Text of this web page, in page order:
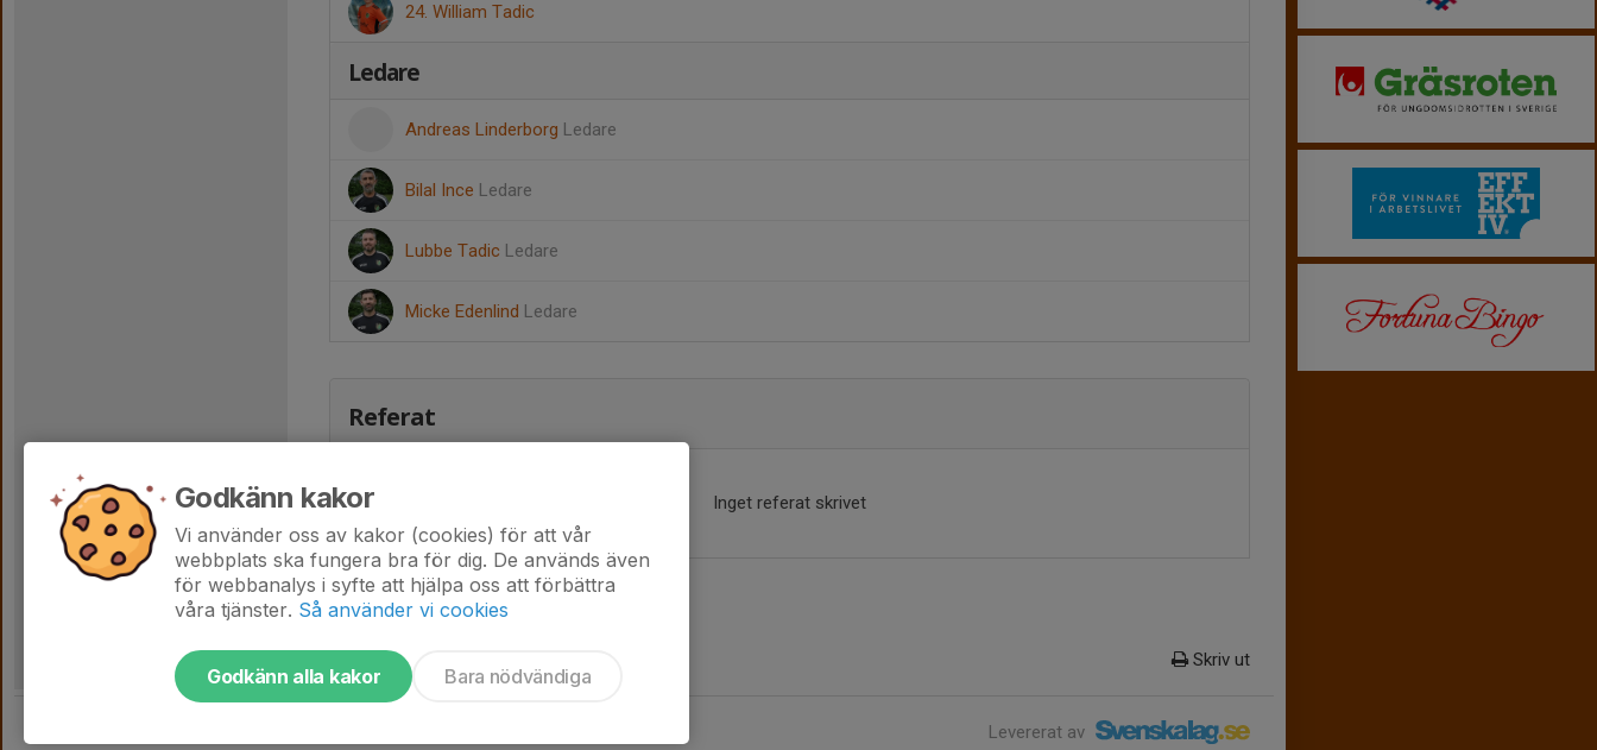
24. William Tadic
Ledare
Andreas Linderborg Ledare
Bilal Ince Ledare
Lubbe Tadic Ledare
Micke Edenlind Ledare
Referat
Inget referat skrivet
Skriv ut
Levererat av
Godkänn kakor
Vi använder oss av kakor (cookies) för att vår
webbplats ska fungera bra för dig. De används även
för webbanalys i syfte att hjälpa oss att förbättra
våra tjänster. Så använder vi cookies
Godkänn alla kakor Bara nödvändiga